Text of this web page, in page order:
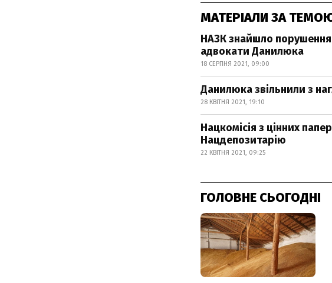
МАТЕРІАЛИ ЗА
НАЗК знайшло порушення
адвокати Данилюка
18 СЕРПНЯ 2021, 09:00
Данилюка звільнили з
28 КВІТНЯ 2021, 19:10
Нацкомісія з цінних
Нацдепозитарію
22 КВІТНЯ 2021, 09:25
ГОЛОВНЕ СЬОГОДНІ